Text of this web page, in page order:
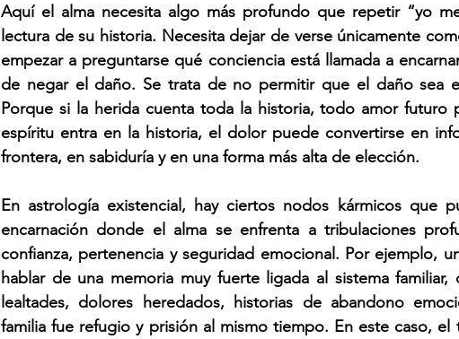
Aquí el alma necesita algo más profundo que repetir “yo
lectura de su historia. Necesita dejar de verse únicamente
empezar a preguntarse qué conciencia está llamada a
de negar el daño. Se trata de no permitir que el daño sea
Porque si la herida cuenta toda la historia, todo amor futuro
espíritu entra en la historia, el dolor puede convertirse en
frontera, en sabiduría y en una forma más alta de elección.
En astrología existencial, hay ciertos nodos kármicos que
encarnación donde el alma se enfrenta a tribulaciones
confianza, pertenencia y seguridad emocional. Por ejemplo,
hablar de una memoria muy fuerte ligada al sistema
lealtades, dolores heredados, historias de abandono
familia fue refugio y prisión al mismo tiempo. En este caso,